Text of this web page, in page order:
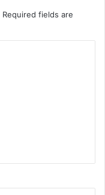
Required fields are